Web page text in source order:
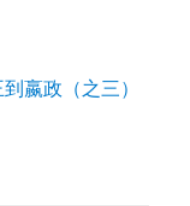
嬴政（之三）